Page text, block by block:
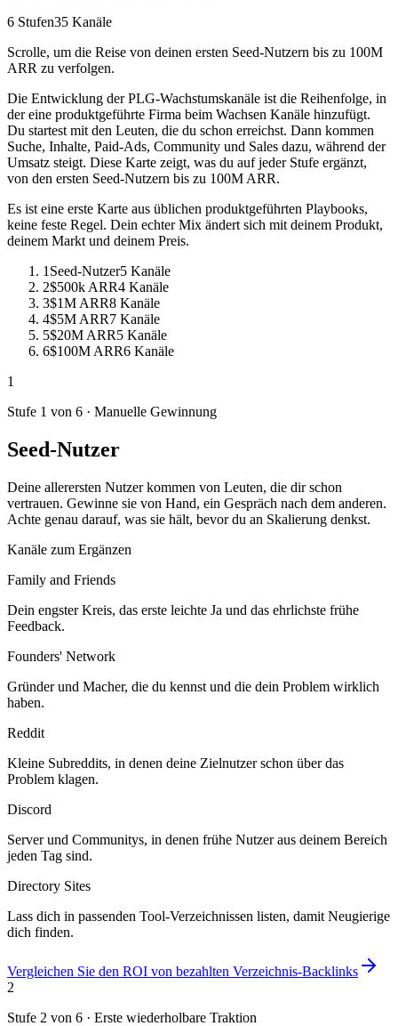
6 Stufen35 Kanäle
Scrolle, um die Reise von deinen ersten Seed-Nutzern bis zu 100M
ARR zu verfolgen.
Die Entwicklung der PLG-Wachstumskanäle ist die Reihenfolge, in
der eine produktgeführte Firma beim Wachsen Kanäle hinzufügt.
Du startest mit den Leuten, die du schon erreichst. Dann kommen
Suche, Inhalte, Paid-Ads, Community und Sales dazu, während der
Umsatz steigt. Diese Karte zeigt, was du auf jeder Stufe ergänzt,
von den ersten Seed-Nutzern bis zu 100M ARR.
Es ist eine erste Karte aus üblichen produktgeführten Playbooks,
keine feste Regel. Dein echter Mix ändert sich mit deinem Produkt,
deinem Markt und deinem Preis.
1 Seed-Nutzer5 Kanäle
2$500k ARR4 Kanäle
3$1M ARR8 Kanäle
4$5M ARR7 Kanäle
5$20M ARR5 Kanäle
6$100M ARR6 Kanäle
1
Stufe 1 von 6 · Manuelle Gewinnung
Seed-Nutzer
Deine allerersten Nutzer kommen von Leuten, die dir schon
vertrauen. Gewinne sie von Hand, ein Gespräch nach dem anderen.
Achte genau darauf, was sie hält, bevor du an Skalierung denkst.
Kanäle zum Ergänzen
Family and Friends
Dein engster Kreis, das erste leichte Ja und das ehrlichste frühe
Feedback.
Founders' Network
Gründer und Macher, die du kennst und die dein Problem wirklich
haben.
Reddit
Kleine Subreddits, in denen deine Zielnutzer schon über das
Problem klagen.
Discord
Server und Communitys, in denen frühe Nutzer aus deinem Bereich
jeden Tag sind.
Directory Sites
Lass dich in passenden Tool-Verzeichnissen listen, damit Neugierige
dich finden.
Vergleichen Sie den ROI von bezahlten Verzeichnis-Backlinks
2
Stufe 2 von 6 · Erste wiederholbare Traktion